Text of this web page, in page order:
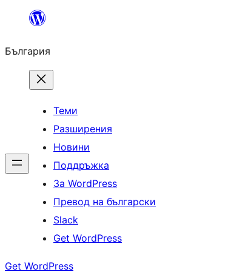
България
Теми
Разширения
Новини
Поддръжка
За WordPress
Превод на български
Slack
Get WordPress
Get WordPress